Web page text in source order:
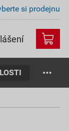
si prodejnu